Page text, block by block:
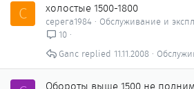
С холостые 1500-1800
серега1984
Обслуживание и
10
11.11.2008
Ganc